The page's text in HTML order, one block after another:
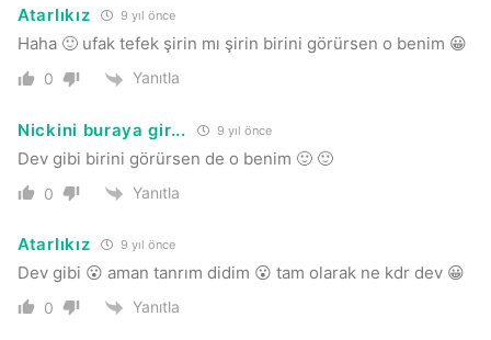
Atarlıkız 9 yıl önce
Haha 🙂 ufak tefek şirin mı şirin birini görürsen o benim 😀
0 Yanıtla
Nickini buraya gir... 9 yıl önce
Dev gibi birini görürsen de o benim 🙂 🙂
0 Yanıtla
Atarlıkız 9 yıl önce
Dev gibi 😮 aman tanrım didim 😮 tam olarak ne kdr dev 😀
0 Yanıtla